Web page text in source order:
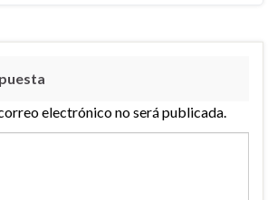
electrónico no será publicada.